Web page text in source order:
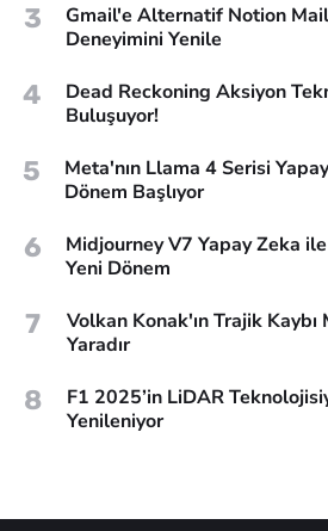
3
Gmail'e Alternatif Notion
Deneyimini Yenile
4
Dead Reckoning Aksiyon
Buluşuyor!
5
Meta'nın Llama 4 Serisi
Dönem Başlıyor
6
Midjourney V7 Yapay Zeka
Yeni Dönem
7
Volkan Konak'ın Trajik
Yaradır
8
F1 2025’in LiDAR
Yenileniyor